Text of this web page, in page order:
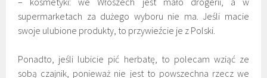
supermarketach za dużego wyboru nie ma. Jeśli macie
swoje ulubione produkty, to przywieźcie je z Polski.
Ponadto, jeśli lubicie pić herbatę, to polecam wziąć ze
sobą czajnik, ponieważ nie jest to powszechna rzecz we